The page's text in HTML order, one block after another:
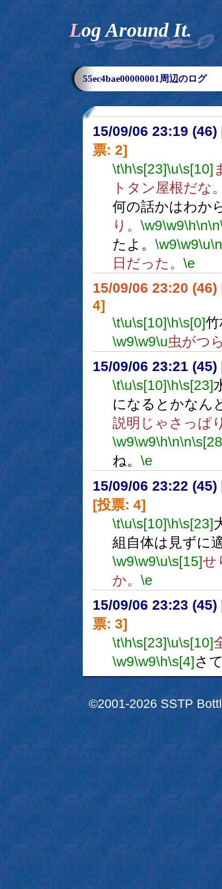
Log Around It.
55ec4bae00000001周辺のログ
15/09/06 23:19 (46)
票: 2]
\t\h\s[23]\u\s[10]
トタン屋根だな
何の話かはわか
り。 \w9\w9\h\n\n
たよ。 \w9\w9\u\n
日だった。 \e
15/09/06 23:20 (46)
4]
\t\u\s[10]\h\s[0]
\w9\w9\u虫がつ
15/09/06 23:21 (45)
\t\u\s[10]\h\s[23]
になるとかなん
説明じゃさっぱ
\w9\w9\h\n\n
ね。 \e
15/09/06 23:22 (45)
[投票: 4]
\t\u\s[10]\h\s[23]
組自体は見ずに
\w9\w9\u\s[15]せ
か。 \e
15/09/06 23:23 (45)
票: 3]
\t\h\s[23]\u\s[10]
\w9\w9\h\s[4]さ
©2001-2026 SSTP